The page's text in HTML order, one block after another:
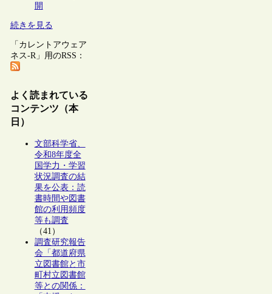
開
続きを見る
「カレントアウェア
ネス-R」用のRSS：
よく読まれている
コンテンツ（本
日）
文部科学省、
令和8年度全
国学力・学習
状況調査の結
果を公表：読
書時間や図書
館の利用頻度
等も調査
（41）
調査研究報告
会「都道府県
立図書館と市
町村立図書館
等との関係：